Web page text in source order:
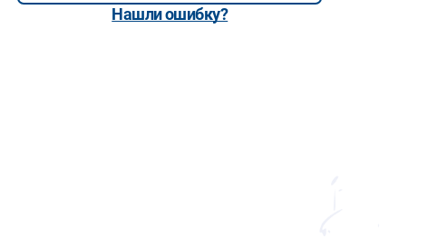
Нашли ошибку?